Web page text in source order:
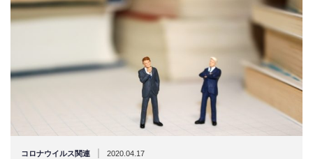
コロナウイルス関連 | 2020.04.17